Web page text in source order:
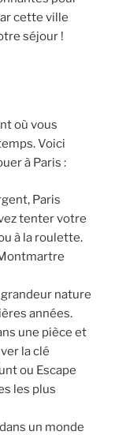
cette ville
séjour !
où vous
Voici
à Paris :
Paris
tenter votre
à la roulette.
grandeur nature
années.
une pièce et
la clé
ou Escape
les plus
un monde